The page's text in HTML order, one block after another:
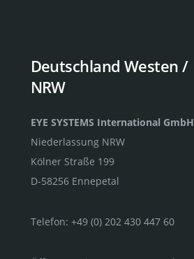
Deutschland Westen /
NRW
EYE SYSTEMS International GmbH
Niederlassung NRW
Kölner Straße 199
D-58256 Ennepetal
Telefon: +49 (0) 202 430 447 60